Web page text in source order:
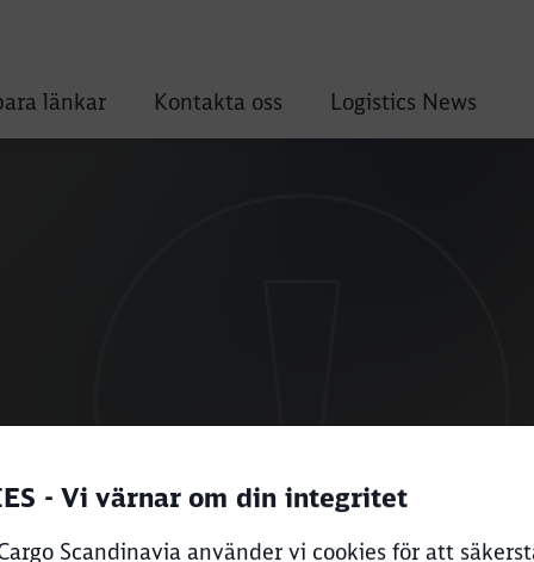
- Vi värnar om din integritet
Scandinavia använder vi cookies för att
länkar Kontakta oss Logistics News